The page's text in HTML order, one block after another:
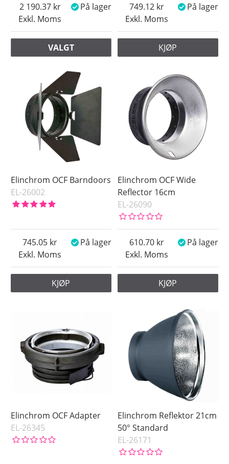
Exkl. Moms
2 190.37 På lager
VALGT
Exkl. Moms
749.12 På lager
KJØP
Elinchrom OCF Barndoors
EL-26002
Exkl. Moms
745.05 På lager
KJØP
Elinchrom OCF Wide
Reflector 16cm
EL-26090
Exkl. Moms
610.70 På lager
KJØP
Elinchrom OCF Adapter
EL-26345
Elinchrom Reflektor 21cm
50° Standard
EL-26171